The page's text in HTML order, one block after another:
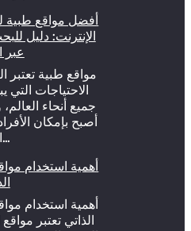
أفضل مواقع طبية
الإنترنت: دليل
عبر
مواقع طبية تعتبر
الاحتياجات
جميع أنحاء
أصبح بإمكان
العن…
أهمية استخدام
أهمية استخدام
الذاتي تعتبر